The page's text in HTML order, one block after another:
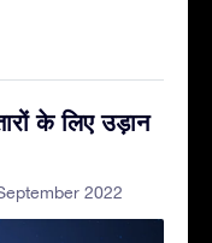
के लिए उड़ान
2022